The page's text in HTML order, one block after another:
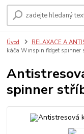
Úvod RELAXACE A
káča Winspin fidget spinner
spinner